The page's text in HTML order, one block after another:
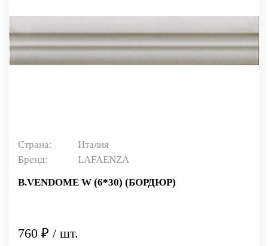
Страна:
Италия
Бренд:
LAFAENZA
B.VENDOME W (6*30) (БОРДЮР)
760 ₽ / шт.